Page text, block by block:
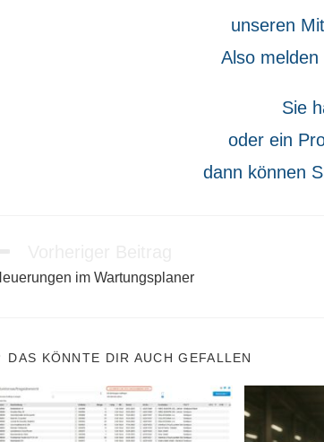
unseren
Also
Sie
oder ein
dann können
im Wartungsplaner
DAS KÖNNTE DIR AUCH GEFALLEN